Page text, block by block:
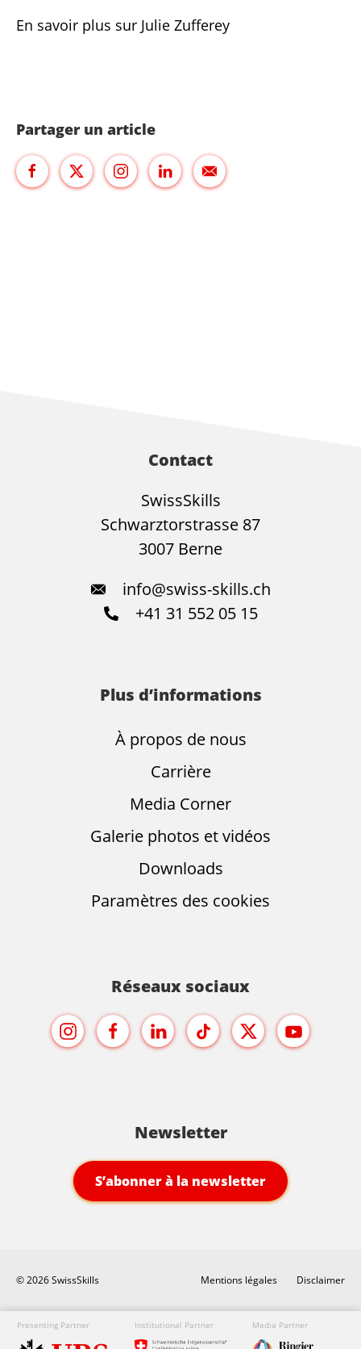
En savoir plus sur Julie Zufferey
Partager un article
Contact
SwissSkills
Schwarztorstrasse 87
3007 Berne
info@swiss-skills.ch
+41 31 552 05 15
Plus d’informations
À propos de nous
Carrière
Media Corner
Galerie photos et vidéos
Downloads
Paramètres des cookies
Réseaux sociaux
Newsletter
S’abonner à la newsletter
© 2026 SwissSkills Mentions légales Disclaimer
Presenting Partner Institutional Partner Media Partner